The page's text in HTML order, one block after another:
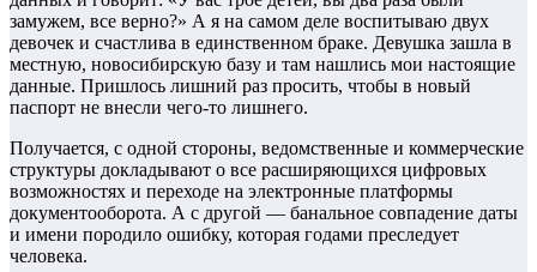
замужем, все верно?» А я на самом деле воспитываю двух
девочек и счастлива в единственном браке. Девушка зашла в
местную, новосибирскую базу и там нашлись мои настоящие
данные. Пришлось лишний раз просить, чтобы в новый
паспорт не внесли чего-то лишнего.
Получается, с одной стороны, ведомственные и коммерческие
структуры докладывают о все расширяющихся цифровых
возможностях и переходе на электронные платформы
документооборота. А с другой — банальное совпадение даты
и имени породило ошибку, которая годами преследует
человека.